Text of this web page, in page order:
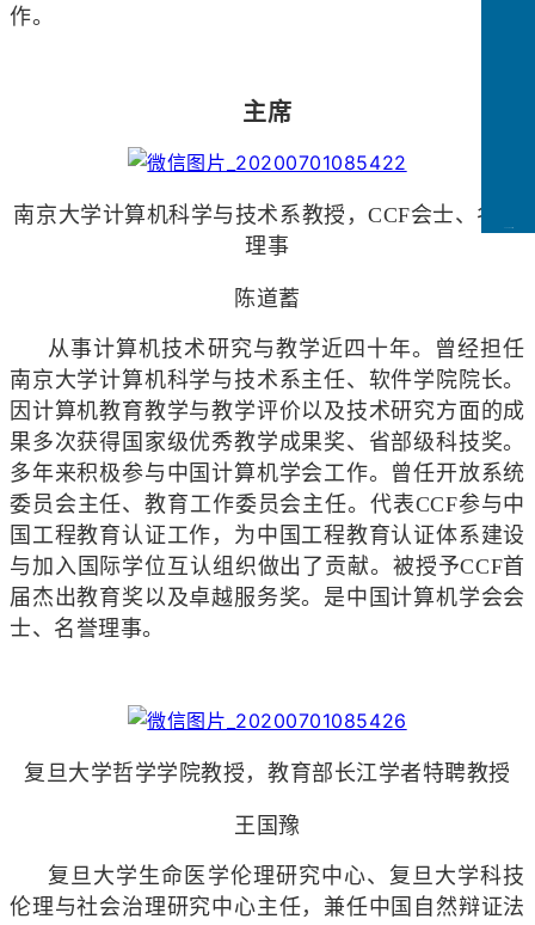
作。
主席
南京大学计算机科学与技术系教授，CCF会士、名誉
理事
陈道蓄
从事计算机技术研究与教学近四十年。曾经担任
南京大学计算机科学与技术系主任、软件学院院长。
因计算机教育教学与教学评价以及技术研究方面的成
果多次获得国家级优秀教学成果奖、省部级科技奖。
多年来积极参与中国计算机学会工作。曾任开放系统
委员会主任、教育工作委员会主任。代表CCF参与中
国工程教育认证工作，为中国工程教育认证体系建设
与加入国际学位互认组织做出了贡献。被授予CCF首
届杰出教育奖以及卓越服务奖。是中国计算机学会会
士、名誉理事。
复旦大学哲学学院教授，教育部长江学者特聘教授
王国豫
复旦大学生命医学伦理研究中心、复旦大学科技
伦理与社会治理研究中心主任，兼任中国自然辩证法